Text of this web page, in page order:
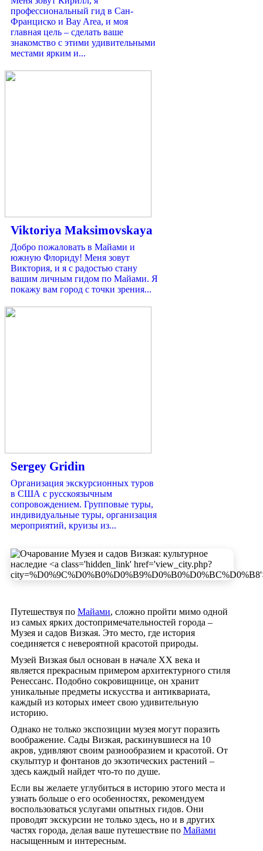
Путешествуя по Майами, сложно пройти мимо одной
из самых ярких достопримечательностей города –
Музея и садов Визкая. Это место, где история
соединяется с невероятной красотой природы.
Музей Визкая был основан в начале XX века и
является прекрасным примером архитектурного стиля
Ренессанс. Подобно сокровищнице, он хранит
уникальные предметы искусства и антиквариата,
каждый из которых имеет свою удивительную
историю.
Однако не только экспозиции музея могут поразить
воображение. Сады Визкая, раскинувшиеся на 10
акров, удивляют своим разнообразием и красотой. От
скульптур и фонтанов до экзотических растений –
здесь каждый найдет что-то по душе.
Если вы желаете углубиться в историю этого места и
узнать больше о его особенностях, рекомендуем
воспользоваться услугами опытных гидов. Они
проводят экскурсии не только здесь, но и в других
частях города, делая ваше путешествие по Майами
насыщенным и интересным.
профессиональный гид в Сан-
Франциско и Bay Area, и моя
главная цель – сделать ваше
знакомство с этими удивительными
местами ярким и...
Viktoriya Maksimovskaya
Добро пожаловать в Майами и
южную Флориду! Меня зовут
Виктория, и я с радостью стану
вашим личным гидом по Майами. Я
покажу вам город с точки зрения...
Sergey Gridin
Организация экскурсионных туров
в США с русскоязычным
сопровождением. Групповые туры,
индивидуальные туры, организация
мероприятий, круизы из...